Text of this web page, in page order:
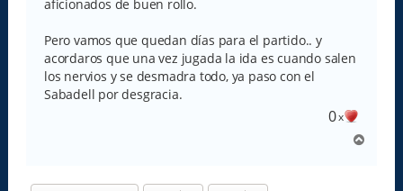
aficionados de buen rollo.
Pero vamos que quedan días para el partido.. y
acordaros que una vez jugada la ida es cuando salen
los nervios y se desmadra todo, ya paso con el
Sabadell por desgracia.
0x